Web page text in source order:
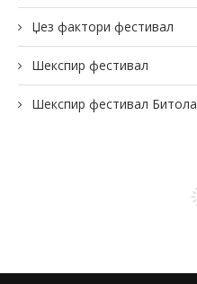
Џез фактори фестивал
Шекспир фестивал
Шекспир фестивал Битола